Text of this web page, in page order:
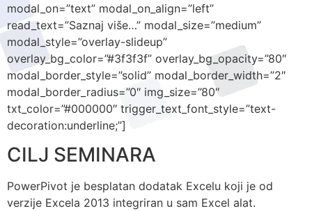
modal_on=”text” modal_on_align=”left”
read_text=”Saznaj više…” modal_size=”medium”
modal_style=”overlay-slideup”
overlay_bg_color=”#3f3f3f” overlay_bg_opacity=”80″
modal_border_style=”solid” modal_border_width=”2″
modal_border_radius=”0″ img_size=”80″
txt_color=”#000000″ trigger_text_font_style=”text-
decoration:underline;”]
CILJ SEMINARA
PowerPivot je besplatan dodatak Excelu koji je od
verzije Excela 2013 integriran u sam Excel alat.